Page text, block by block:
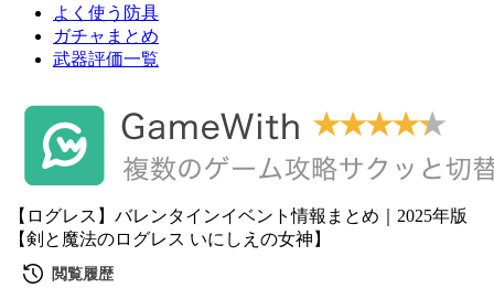
よく使う防具
ガチャまとめ
武器評価一覧
【ログレス】バレンタインイベント情報まとめ｜2025年版
【剣と魔法のログレス いにしえの女神】